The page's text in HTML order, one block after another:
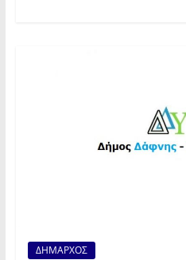
ΔΗΜΑΡΧΟΣ